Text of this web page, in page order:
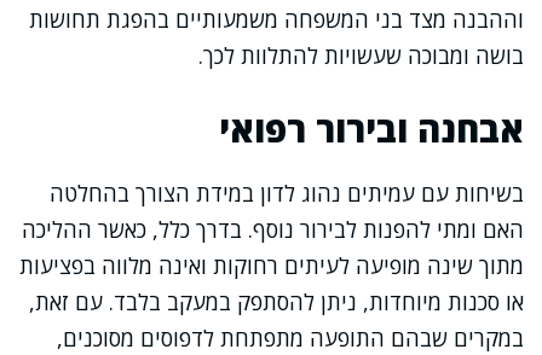
וההבנה מצד בני המשפחה משמעותיים בהפגת תחושות
בושה ומבוכה שעשויות להתלוות לכך.
אבחנה ובירור רפואי
בשיחות עם עמיתים נהוג לדון במידת הצורך בהחלטה
האם ומתי להפנות לבירור נוסף. בדרך כלל, כאשר ההליכה
מתוך שינה מופיעה לעיתים רחוקות ואינה מלווה בפציעות
או סכנות מיוחדות, ניתן להסתפק במעקב בלבד. עם זאת,
במקרים שבהם התופעה מתפתחת לדפוסים מסוכנים,